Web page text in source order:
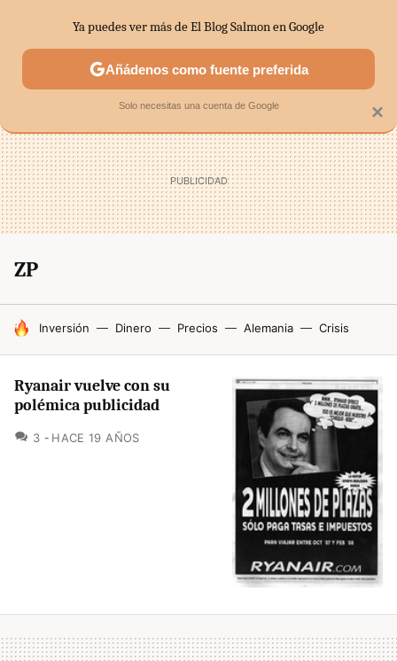
SECTORES ECONOMÍA DOMÉSTICA MERCADOS
ZP
HOY SE HABLA DE
Inversión Dinero Precios Alemania Crisis
Ryanair vuelve con su
polémica publicidad
3 COMENTARIOS
HACE 19 AÑOS
×
Ya puedes ver más de El Blog Salmon en Google
Añádenos como fuente preferida
Solo necesitas una cuenta de Google